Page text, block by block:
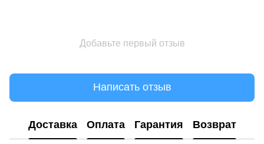
Добавьте первый отзыв
Написать отзыв
Доставка Оплата Гарантия Возврат